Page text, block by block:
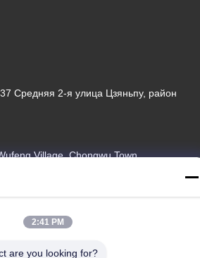
Средняя 2-я улица Цзяньпу, район
Village, Chongwu Town,
2:41 PM
are you looking for?